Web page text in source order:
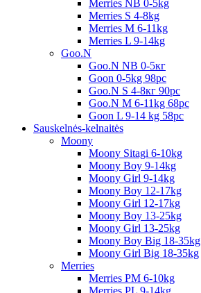
Merries NB 0-5kg
Merries S 4-8kg
Merries M 6-11kg
Merries L 9-14kg
Goo.N
Goo.N NB 0-5кг
Goon 0-5kg 98pc
Goo.N S 4-8кг 90pc
Goo.N M 6-11kg 68pc
Goon L 9-14 kg 58pc
Sauskelnės-kelnaitės
Moony
Moony Sitagi 6-10kg
Moony Boy 9-14kg
Moony Girl 9-14kg
Moony Boy 12-17kg
Moony Girl 12-17kg
Moony Boy 13-25kg
Moony Girl 13-25kg
Moony Boy Big 18-35kg
Moony Girl Big 18-35kg
Merries
Merries PM 6-10kg
Merries PL 9-14kg